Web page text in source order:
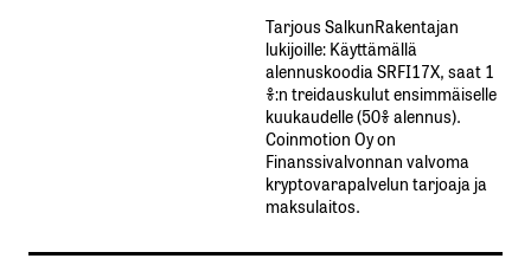
Tarjous SalkunRakentajan
lukijoille: Käyttämällä​ ​
alennuskoodia​ ​SRFI17X,​ ​saat​ ​1
%:n treidauskulut​ ​ensimmäiselle​ ​
kuukaudelle​ ​(50%​ ​alennus).
Coinmotion Oy on
Finanssivalvonnan valvoma
kryptovarapalvelun tarjoaja ja
maksulaitos.